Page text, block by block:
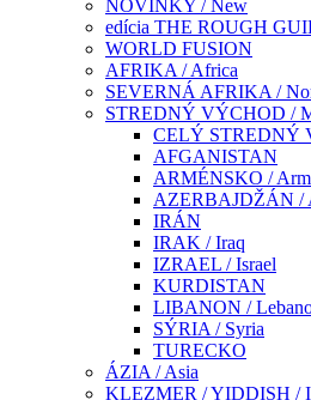
NOVINKY / New
edícia THE ROUGH
WORLD FUSION
AFRIKA / Africa
SEVERNÁ AFRIKA /
STREDNÝ VÝCHOD /
CELÝ STREDNÝ
AFGANISTAN
ARMÉNSKO /
AZERBAJDŽÁN /
IRÁN
IRAK / Iraq
IZRAEL / Israel
KURDISTAN
LIBANON /
SÝRIA / Syria
TURECKO
ÁZIA / Asia
KLEZMER / YIDDISH /